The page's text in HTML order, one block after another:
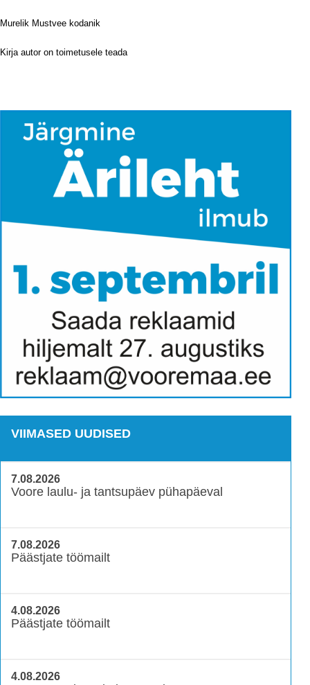
Murelik Mustvee kodanik
Kirja autor on toimetusele teada
VIIMASED UUDISED
7.08.2026
Voore laulu- ja tantsupäev pühapäeval
7.08.2026
Päästjate töömailt
4.08.2026
Päästjate töömailt
4.08.2026